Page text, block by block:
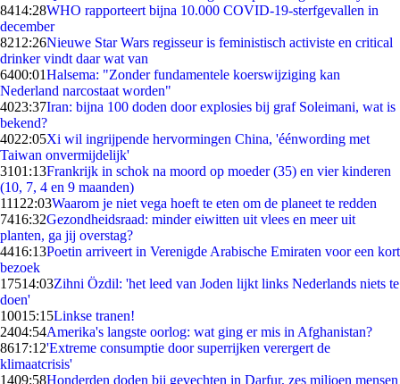
8414:28WHO rapporteert bijna 10.000 COVID-19-sterfgevallen in
december
8212:26Nieuwe Star Wars regisseur is feministisch activiste en critical
drinker vindt daar wat van
6400:01Halsema: "Zonder fundamentele koerswijziging kan
Nederland narcostaat worden"
4023:37Iran: bijna 100 doden door explosies bij graf Soleimani, wat is
bekend?
4022:05Xi wil ingrijpende hervormingen China, 'éénwording met
Taiwan onvermijdelijk'
3101:13Frankrijk in schok na moord op moeder (35) en vier kinderen
(10, 7, 4 en 9 maanden)
111 22:03Waarom je niet vega hoeft te eten om de planeet te redden
7416:32Gezondheidsraad: minder eiwitten uit vlees en meer uit
planten, ga jij overstag?
4416:13Poetin arriveert in Verenigde Arabische Emiraten voor een kort
bezoek
17514:03Zihni Özdil: 'het leed van Joden lijkt links Nederlands niets te
doen'
10015:15Linkse tranen!
2404:54Amerika's langste oorlog: wat ging er mis in Afghanistan?
8617:12'Extreme consumptie door superrijken verergert de
klimaatcrisis'
1409:58Honderden doden bij gevechten in Darfur, zes miljoen mensen